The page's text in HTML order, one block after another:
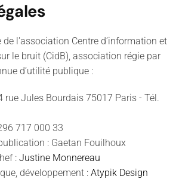
de l'association Centre d’information et
le bruit (CidB), association régie par
d’utilité publique :
rue Jules Bourdais 75017 Paris - Tél.
717 000 33
: Gaetan Fouilhoux
: Justine Monnereau
développement : Atypik Design